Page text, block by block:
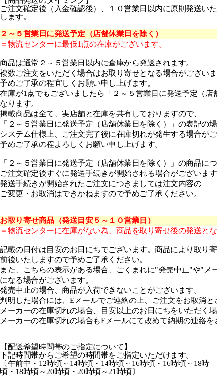
ご注文確定後（入金確認後）、１０営業日以内に原則発送いた
します。
２～５営業日に発送予定（店舗休業日を除く）
＝物流センターに最低1点の在庫がございます。
商品は通常２～５営業日以内に倉庫から発送されます。
複数ご注文をいただく場合はお取り寄せとなる場合がござい
予めご了承の程宜しくお願い申し上げます。
在庫が1点でもございましたら「２～５営業日に発送予定（店
なります。
掲載商品は全て、実店舗と在庫を共有しておりますので、
「２～５営業日に発送予定（店舗休業日を除く）」の表記の
システム仕様上、ご注文完了後に在庫切れが発生する場合が
予めご了承の程よろしくお願い申し上げます。
「２～５営業日に発送予定（店舗休業日を除く）」の商品に
ご注文確定後すぐに発送手続きが開始される場合がございま
発送手続きが開始されたご注文につきましては注文内容の
ご変更・お取消はできかねますので予めご了承ください。
お取り寄せ商品（発送目安５～１０営業日）
＝物流センターに在庫がない為、商品を取り寄せ後の発送と
記載の日付は目安のお日にちでございます。商品により取り
前後いたしますので予めご了承ください。
また、こちらの表示がある場合、ごくまれに"発売中止"や"メ
になる場合がございます。
発売中止の場合、商品が入荷できないことがございます。
判明した場合には、Eメールでご連絡の上、ご注文をお取消
メーカーの在庫切れの場合、目安以上のお日にちをいただく
メーカーの在庫切れの場合もEメールにて改めて納期の連絡
【配送希望時間帯のご指定について】
下記時間帯からご希望の時間帯をご指定いただけます。
〔午前中・12時頃～14時頃・14時頃～16時頃・16時頃～18時
頃・18時頃～20時頃・20時頃～21時頃〕